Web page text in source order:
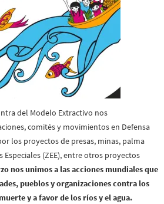
del Modelo Extractivo nos
comités y movimientos en Defensa
los proyectos de presas, minas, palma
Especiales (ZEE), entre otros proyectos
nos unimos a las acciones mundiales que
pueblos y organizaciones contra los
y a favor de los ríos y el agua.